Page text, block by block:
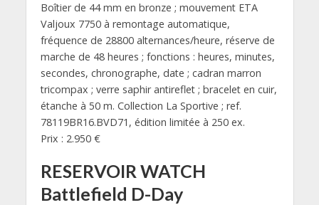
Boîtier de 44 mm en bronze ; mouvement ETA
Valjoux 7750 à remontage automatique,
fréquence de 28800 alternances/heure, réserve de
marche de 48 heures ; fonctions : heures, minutes,
secondes, chronographe, date ; cadran marron
tricompax ; verre saphir antireflet ; bracelet en cuir,
étanche à 50 m. Collection La Sportive ; ref.
78119BR16.BVD71, édition limitée à 250 ex.
Prix : 2.950 €
RESERVOIR WATCH
Battlefield D-Day